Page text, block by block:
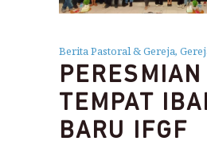
Berita Pastoral & Gereja,
PERESMIAN
TEMPAT
BARU IFGF